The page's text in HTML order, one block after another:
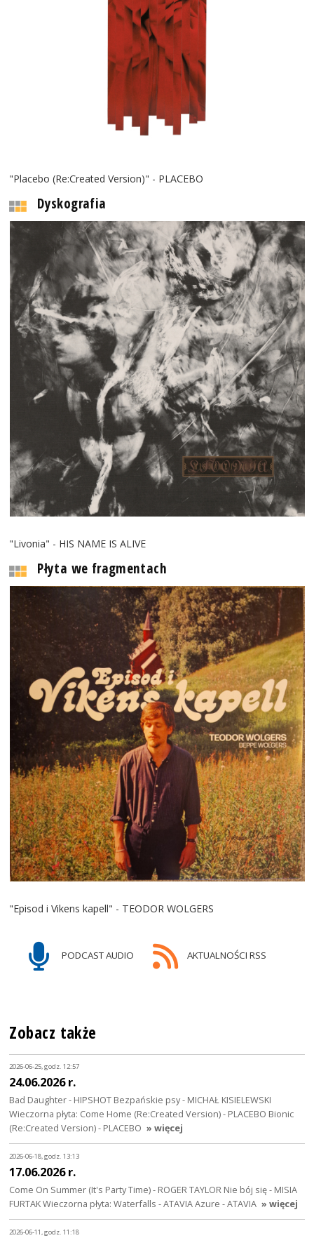
"Placebo (Re:Created Version)" - PLACEBO
Dyskografia
"Livonia" - HIS NAME IS ALIVE
Płyta we fragmentach
"Episod i Vikens kapell" - TEODOR WOLGERS
PODCAST AUDIO AKTUALNOŚCI RSS
Zobacz także
2026-06-25, godz. 12:57
24.06.2026 r.
Bad Daughter - HIPSHOT Bezpańskie psy - MICHAŁ KISIELEWSKI
Wieczorna płyta: Come Home (Re:Created Version) - PLACEBO Bionic
(Re:Created Version) - PLACEBO » więcej
2026-06-18, godz. 13:13
17.06.2026 r.
Come On Summer (It's Party Time) - ROGER TAYLOR Nie bój się - MISIA
FURTAK Wieczorna płyta: Waterfalls - ATAVIA Azure - ATAVIA » więcej
2026-06-11, godz. 11:18